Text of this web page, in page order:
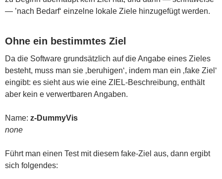
— ’nach Bedarf‘ einzelne lokale Ziele hinzugefügt werden.
Ohne ein bestimmtes Ziel
Da die Software grundsätzlich auf die Angabe eines Zieles
besteht, muss man sie ‚beruhigen‘, indem man ein ‚fake Ziel‘
eingibt: es sieht aus wie eine ZIEL-Beschreibung, enthält
aber kein e verwertbaren Angaben.
Name: z-DummyVis
none
Führt man einen Test mit diesem fake-Ziel aus, dann ergibt
sich folgendes: